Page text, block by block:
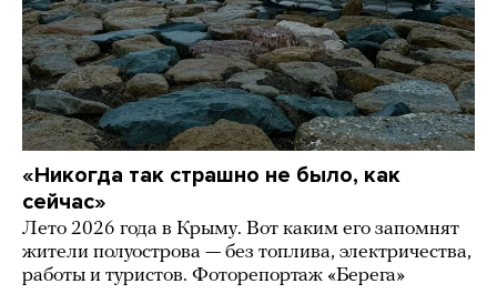
«Никогда так страшно не было, как
сейчас»
Лето 2026 года в Крыму. Вот каким его запомнят
жители полуострова — без топлива, электричества,
работы и туристов. Фоторепортаж «Берега»